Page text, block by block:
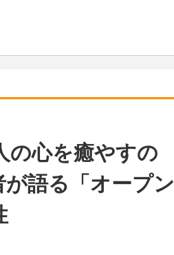
の心を癒やすの
語る「オープン